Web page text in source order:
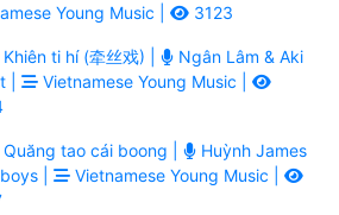
Young Music |
3123
Khiên ti hí (牵丝戏) |
Ngân Lâm & Aki
|
Vietnamese Young Music |
Quăng tao cái boong |
Huỳnh James
|
Vietnamese Young Music |